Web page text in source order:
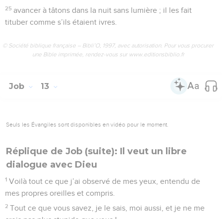
25 avancer à tâtons dans la nuit sans lumière ; il les fait
tituber comme s’ils étaient ivres.
© Société biblique française – Bibli’O, 1997, avec autorisation. Pour vous procurer
une Bible imprimée, rendez-vous sur www.editionsbiblio.fr
Job 13
Seuls les Évangiles sont disponibles en vidéo pour le moment.
Réplique de Job (suite): Il veut un libre
dialogue avec Dieu
1 Voilà tout ce que j’ai observé de mes yeux, entendu de
mes propres oreilles et compris.
2 Tout ce que vous savez, je le sais, moi aussi, et je ne me